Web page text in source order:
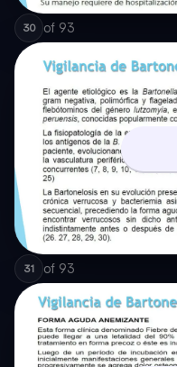
30 of 93
31 of 93